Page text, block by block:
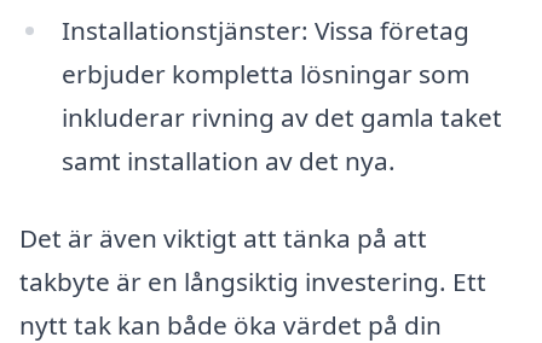
Installationstjänster: Vissa företag
erbjuder kompletta lösningar som
inkluderar rivning av det gamla taket
samt installation av det nya.
Det är även viktigt att tänka på att
takbyte är en långsiktig investering. Ett
nytt tak kan både öka värdet på din